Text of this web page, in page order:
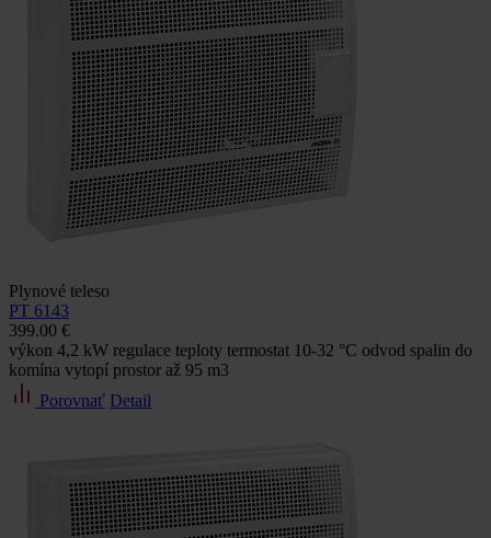
Plynové teleso
PT 6143
399.00 €
výkon 4,2 kW regulace teploty termostat 10-32 °C odvod spalin do
komína vytopí prostor až 95 m3
Porovnať Detail